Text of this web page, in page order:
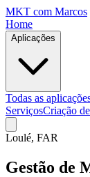
MKT com Marcos
Home
Aplicações
Todas as
ServiçosCriação
Loulé, FAR
Gestão de